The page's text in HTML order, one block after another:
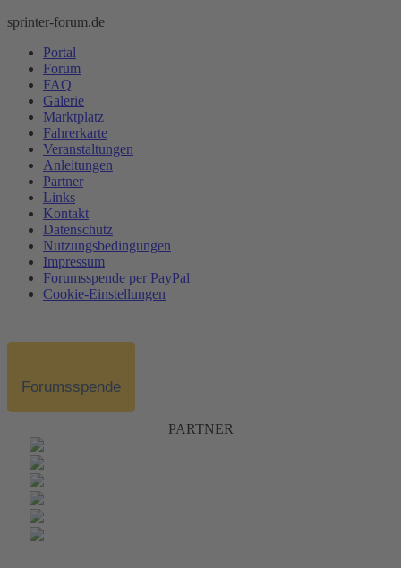
sprinter-forum.de
Portal
Forum
FAQ
Galerie
Marktplatz
Fahrerkarte
Veranstaltungen
Anleitungen
Partner
Links
Kontakt
Datenschutz
Nutzungsbedingungen
Impressum
Forumsspende per PayPal
Cookie-Einstellungen
Forumsspende
PARTNER